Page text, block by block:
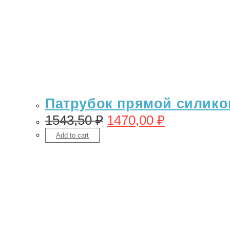
Патрубок прямой
1543,50₽ 1470,00 ₽
Add to cart